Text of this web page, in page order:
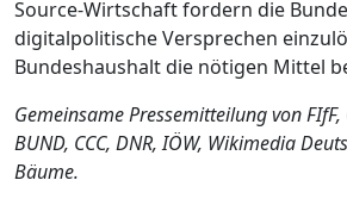
Source-Wirtschaft fordern die
digitalpolitische Versprechen
Bundeshaushalt die nötigen Mittel
Gemeinsame Pressemitteilung von
BUND, CCC, DNR, IÖW, Wikimedia
Bäume.